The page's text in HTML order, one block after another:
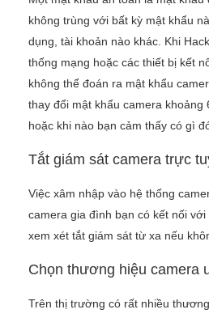
không trùng với bất kỳ mật khẩu
dụng, tài khoản nào khác. Khi
thống mạng hoặc các thiết bị kết
không thể đoán ra mật khẩu
thay đổi mật khẩu camera khoảng
hoặc khi nào bạn cảm thấy có gì
Tắt giám sát camera trực
Việc xâm nhập vào hệ thống
camera gia đình bạn có kết nối
xem xét tắt giám sát từ xa nếu
Chọn thương hiệu camera
Trên thị trường có rất nhiều